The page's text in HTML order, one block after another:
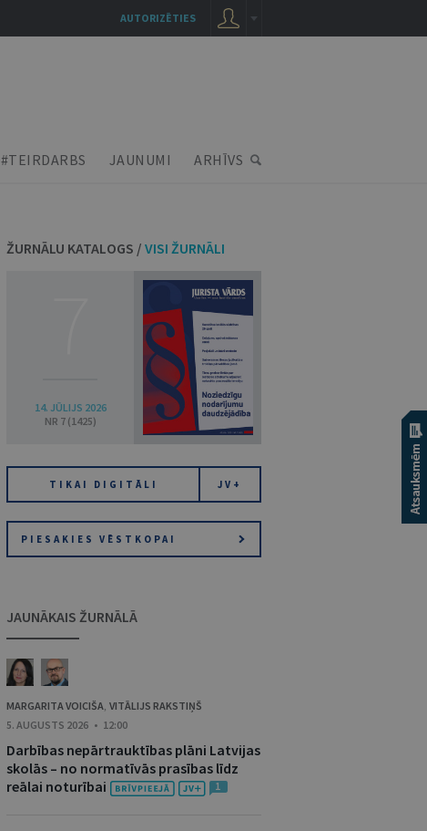
#TEIRDARBS JAUNUMI ARHĪVS
ŽURNĀLU KATALOGS / VISI ŽURNĀLI
14. JŪLIJS 2026
NR 7 (1425)
TIKAI DIGITĀLI JV+
PIESAKIES VĒSTKOPAI
JAUNĀKAIS ŽURNĀLĀ
MARGARITA VOICIŠA, VITĀLIJS RAKSTIŅŠ
5. AUGUSTS 2026 • 12:00
Darbības nepārtrauktības plāni Latvijas
skolās – no normatīvās prasības līdz
reālai noturībai
1
AUTORIZĒTIES